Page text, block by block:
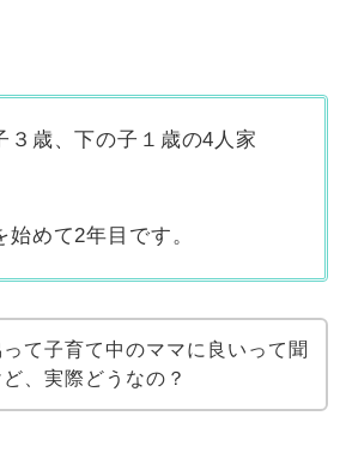
３歳、下の子１歳の4人家
めて2年目です。
て子育て中のママに良いって聞
ど、実際どうなの？